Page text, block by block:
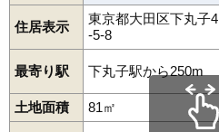
住居表示
東京都大田区下丸子4
-5-8
最寄り駅 下丸子駅から250m
土地面積 81㎡